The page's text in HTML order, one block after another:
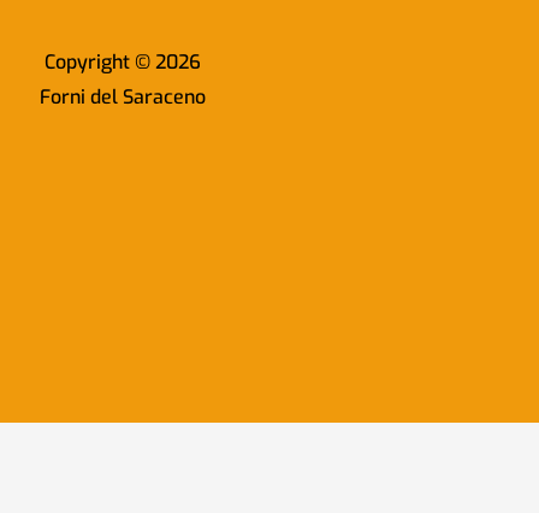
Copyright © 2026
Forni del Saraceno